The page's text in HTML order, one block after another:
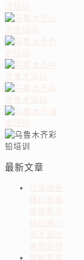
最新文章
儿童油画
棒风景画
简单教学
轻松带小
朋友画出
美丽自然
掌握素描